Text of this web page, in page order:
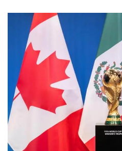
contenido